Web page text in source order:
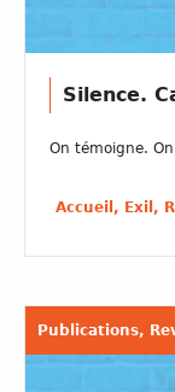
Silence.
On témoigne.
Accueil, Exil,
Publications,